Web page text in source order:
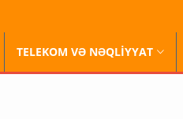
TELEKOM VƏ NƏQLİYYAT